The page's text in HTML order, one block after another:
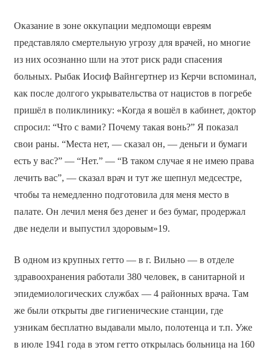
Оказание в зоне оккупации медпомощи евреям
представляло смертельную угрозу для врачей, но многие
из них осознанно шли на этот риск ради спасения
больных. Рыбак Иосиф Вайнгертнер из Керчи вспоминал,
как после долгого укрывательства от нацистов в погребе
пришёл в поликлинику: «Когда я вошёл в кабинет, доктор
спросил: “Что с вами? Почему такая вонь?” Я показал
свои раны. “Места нет, — сказал он, — деньги и бумаги
есть у вас?” — “Нет.” — “В таком случае я не имею права
лечить вас”, — сказал врач и тут же шепнул медсестре,
чтобы та немедленно подготовила для меня место в
палате. Он лечил меня без денег и без бумаг, продержал
две недели и выпустил здоровым»19.
В одном из крупных гетто — в г. Вильно — в отделе
здравоохранения работали 380 человек, в санитарной и
эпидемиологических службах — 4 районных врача. Там
же были открыты две гигиенические станции, где
узникам бесплатно выдавали мыло, полотенца и т.п. Уже
в июле 1941 года в этом гетто открылась больница на 160